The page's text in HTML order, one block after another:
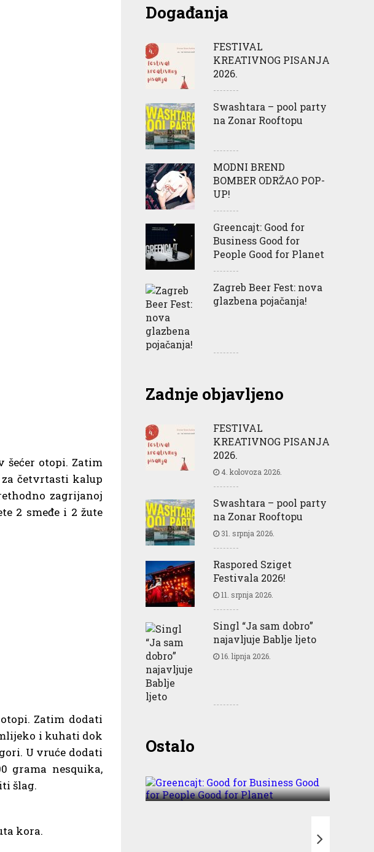
šećer otopi. Zatim
četvrtasti kalup
zagrijanoj
2 smeđe i 2 žute
Zatim dodati
i kuhati dok
U vruće dodati
grama nesquika,
šlag.
kora.
Događanja
FESTIVAL
KREATIVNOG PISANJA
2026.
Swashtara – pool party
na Zonar Rooftopu
MODNI BREND
BOMBER ODRŽAO POP-
UP!
Greencajt: Good for
Business Good for
People Good for Planet
Zagreb Beer Fest: nova
glazbena pojačanja!
Zadnje objavljeno
FESTIVAL
KREATIVNOG PISANJA
2026.
4. kolovoza 2026.
Swashtara – pool party
na Zonar Rooftopu
31. srpnja 2026.
Raspored Sziget
Festivala 2026!
11. srpnja 2026.
Singl “Ja sam dobro”
najavljuje Bablje ljeto
16. lipnja 2026.
OstaloGreencajt: Good for
Business Good for People